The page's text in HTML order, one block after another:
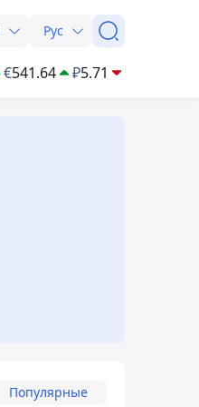
Рус
€541.64 ₽5.71
Популярные